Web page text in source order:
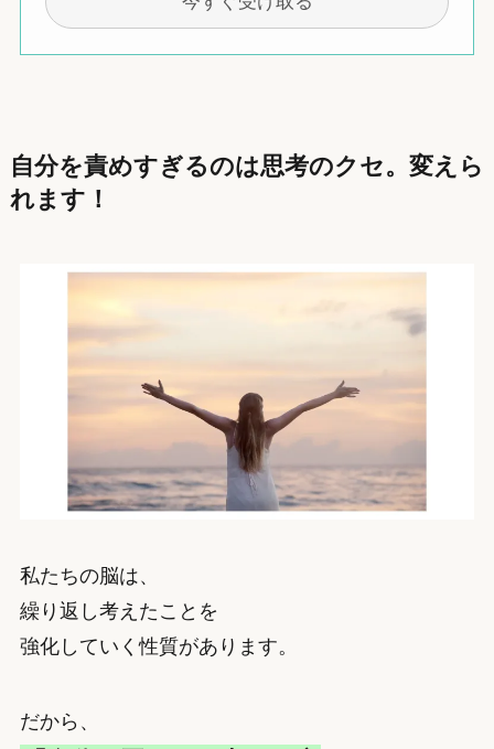
自分を責めすぎるのは思考のクセ。変えら
れます！
私たちの脳は、
繰り返し考えたことを
強化していく性質があります。
だから、